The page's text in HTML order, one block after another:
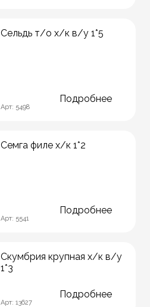
Сельдь т/о х/к в/у 1*5
Арт: 5498
Подробнее
Семга филе х/к 1*2
Арт: 5541
Подробнее
Скумбрия крупная х/к в/у
1*3
Арт: 13627
Подробнее